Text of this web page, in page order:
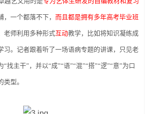
，一个都落不下，而且都是拥有多年高考毕业班
老师利用多种形式互动教学，比如将知识凝练成
习。记者跟着听了一场语病专题的讲课，只见老
“找主干”，并以“成”“语”“混”“搭”“逻”“意”为口
类型。